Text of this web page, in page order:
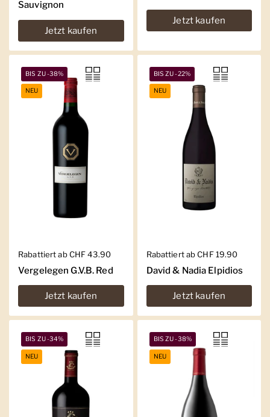
Sauvignon
Jetzt kaufen
Jetzt kaufen
Regulärer Preis
Rabattiert ab CHF 43.90
Vergelegen G.V.B. Red
Jetzt kaufen
BIS ZU -38%
NEU
Regulärer Preis
Rabattiert ab CHF 19.90
David & Nadia Elpidios
Jetzt kaufen
BIS ZU -22%
NEU
BIS ZU -34%
NEU
BIS ZU -38%
NEU